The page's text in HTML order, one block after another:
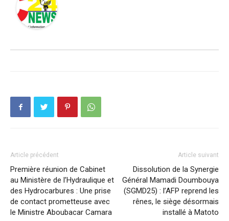
Article précédent
Première réunion de Cabinet
au Ministère de l’Hydraulique et
des Hydrocarbures : Une prise
de contact prometteuse avec
le Ministre Aboubacar Camara
Article suivant
Dissolution de la Synergie
Général Mamadi Doumbouya
(SGMD25) : l’AFP reprend les
rênes, le siège désormais
installé à Matoto